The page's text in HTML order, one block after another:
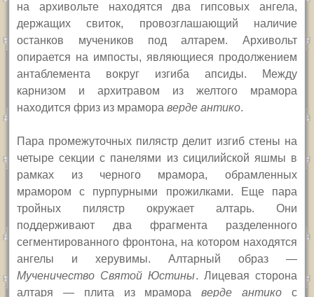
на архивольте находятся два гипсовых ангела,
держащих свиток, провозглашающий наличие
останков мучеников под алтарем. Архивольт
опирается на импосты, являющиеся продолжением
антаблемента вокруг изгиба апсиды. Между
карнизом и архитравом из желтого мрамора
находится фриз из мрамораверде антико.
Пара промежуточных пилястр делит изгиб стены на
четыре секции с панелями из сицилийской яшмы в
рамках из черного мрамора, обрамленных
мрамором с пурпурными прожилками. Еще пара
тройных пилястр окружает алтарь. Они
поддерживают два фрагмента разделенного
сегментированного фронтона, на котором находятся
ангелы и херувимы. Алтарный образ —
Мученичество Святой Юстины. Лицевая сторона
алтаря — плита из мрамораверде антикос